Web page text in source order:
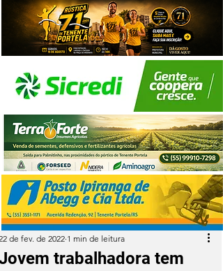
trabalhadora tem
de fev. de 2022 1 min de leitura